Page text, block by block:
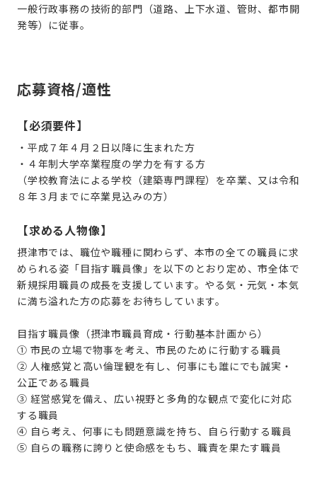
一般行政事務の技術的部門（道路、上下水道、管財、都市開
発等）に従事。
応募資格/適性
【必須要件】
・平成７年４月２日以降に生まれた方
・４年制大学卒業程度の学力を有する方
（学校教育法による学校（建築専門課程）を卒業、又は令和
８年３月までに卒業見込みの方）
【求める人物像】
摂津市では、職位や職種に関わらず、本市の全ての職員に求
められる姿「目指す職員像」を以下のとおり定め、市全体で
新規採用職員の成長を支援しています。やる気・元気・本気
に満ち溢れた方の応募をお待ちしています。
目指す職員像（摂津市職員育成・行動基本計画から）
① 市民の立場で物事を考え、市民のために行動する職員
② 人権感覚と高い倫理観を有し、何事にも誰にでも誠実・
公正である職員
③ 経営感覚を備え、広い視野と多角的な観点で変化に対応
する職員
④ 自ら考え、何事にも問題意識を持ち、自ら行動する職員
⑤ 自らの職務に誇りと使命感をもち、職責を果たす職員